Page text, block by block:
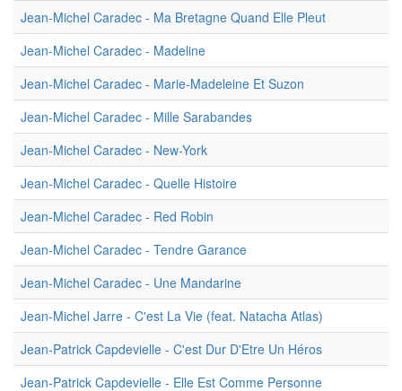
Jean-Michel Caradec - Ma Bretagne Quand Elle Pleut
Jean-Michel Caradec - Madeline
Jean-Michel Caradec - Marie-Madeleine Et Suzon
Jean-Michel Caradec - Mille Sarabandes
Jean-Michel Caradec - New-York
Jean-Michel Caradec - Quelle Histoire
Jean-Michel Caradec - Red Robin
Jean-Michel Caradec - Tendre Garance
Jean-Michel Caradec - Une Mandarine
Jean-Michel Jarre - C'est La Vie (feat. Natacha Atlas)
Jean-Patrick Capdevielle - C'est Dur D'Etre Un Héros
Jean-Patrick Capdevielle - Elle Est Comme Personne